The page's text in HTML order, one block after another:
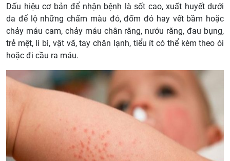
Dấu hiệu cơ bản để nhận bệnh là sốt cao, xuất huyết dưới
da để lộ những chấm màu đỏ, đốm đỏ hay vết bầm hoặc
chảy máu cam, chảy máu chân răng, nướu răng, đau bụng,
trẻ mệt, li bì, vật vã, tay chân lạnh, tiểu ít có thể kèm theo ói
hoặc đi cầu ra máu.